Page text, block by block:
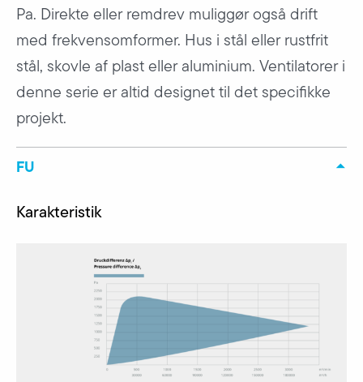
Pa. Direkte eller remdrev muliggør også drift
med frekvensomformer. Hus i stål eller rustfrit
stål, skovle af plast eller aluminium. Ventilatorer i
denne serie er altid designet til det specifikke
projekt.
FU
Karakteristik